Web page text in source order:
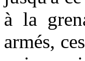
à la
armés,